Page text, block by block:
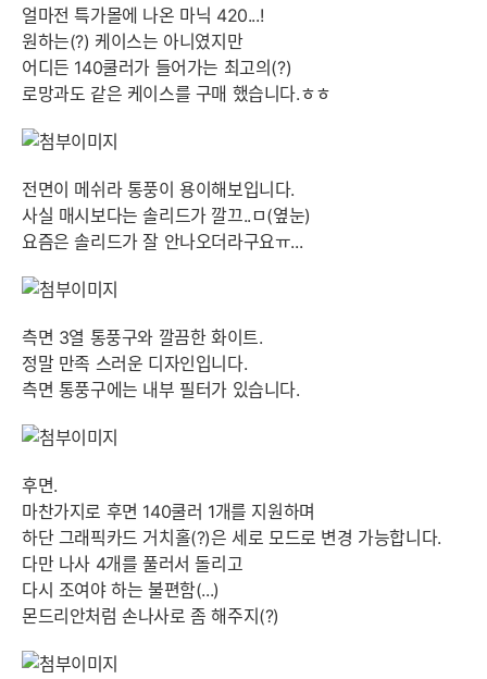
얼마전 특가몰에 나온 마닉 420...!
원하는(?) 케이스는 아니였지만
어디든 140쿨러가 들어가는 최고의(?)
로망과도 같은 케이스를 구매 했습니다.ㅎㅎ
전면이 메쉬라 통풍이 용이해보입니다.
사실 매시보다는 솔리드가 깔끄..ㅁ(옆눈)
요즘은 솔리드가 잘 안나오더라구요ㅠ...
측면 3열 통풍구와 깔끔한 화이트.
정말 만족 스러운 디자인입니다.
측면 통풍구에는 내부 필터가 있습니다.
후면.
마찬가지로 후면 140쿨러 1개를 지원하며
하단 그래픽카드 거치홀(?)은 세로 모드로 변경 가능합니다.
다만 나사 4개를 풀러서 돌리고
다시 조여야 하는 불편함(...)
몬드리안처럼 손나사로 좀 해주지(?)